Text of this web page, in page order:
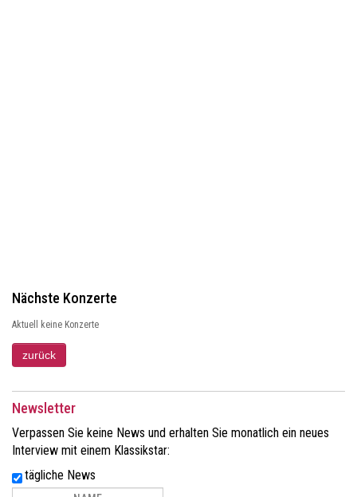
Nächste Konzerte
Aktuell keine Konzerte
Newsletter
Verpassen Sie keine News und erhalten Sie monatlich ein neues
Interview mit einem Klassikstar:
tägliche News